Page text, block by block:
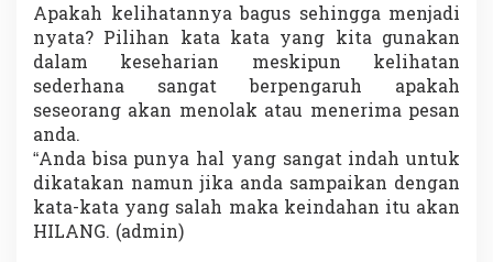
Apakah kelihatannya bagus sehingga menjadi
nyata? Pilihan kata kata yang kita gunakan
dalam keseharian meskipun kelihatan
sederhana sangat berpengaruh apakah
seseorang akan menolak atau menerima pesan
anda.
“Anda bisa punya hal yang sangat indah untuk
dikatakan namun jika anda sampaikan dengan
kata-kata yang salah maka keindahan itu akan
HILANG. (admin)